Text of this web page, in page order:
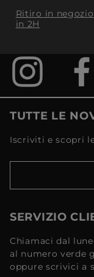
Ritiro in negozio
in 2H
TUTTE LE
Iscriviti e scopri
SERVIZIO
Chiamaci dal
al numero verde
oppure scrivici a